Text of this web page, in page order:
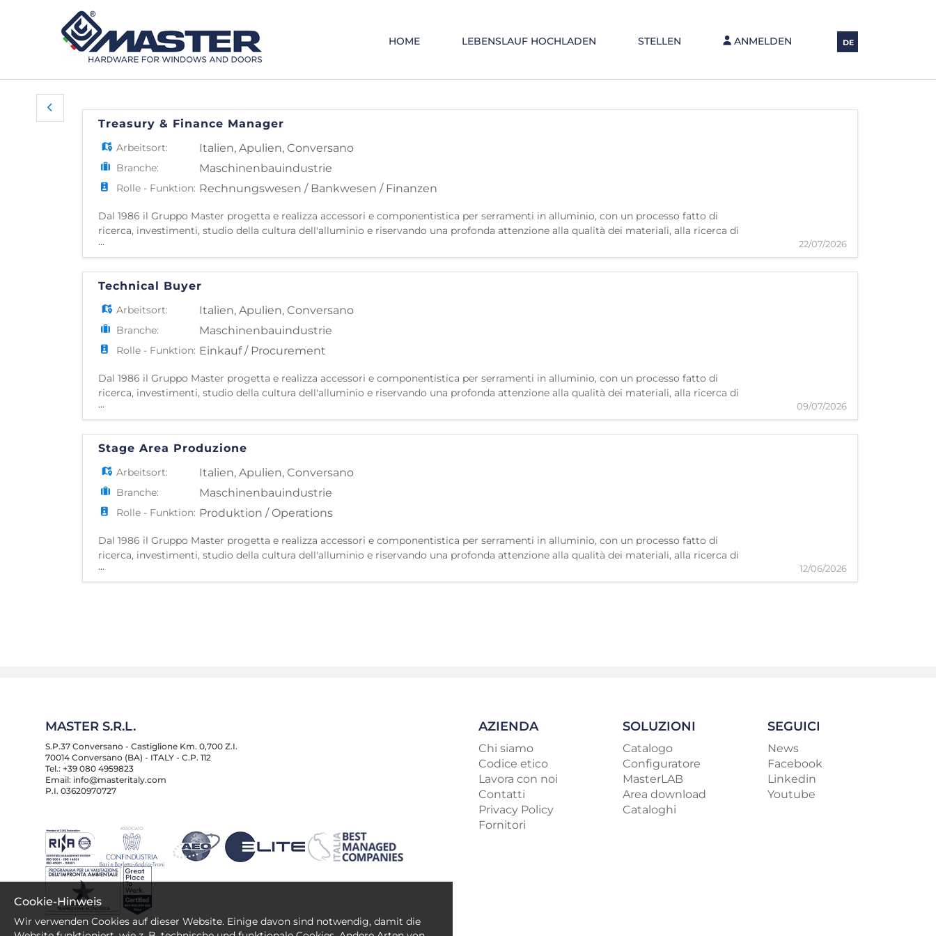
Cookie-Hinweis
Wir verwenden Cookies auf dieser Website. Einige davon sind notwendig, damit die
HOME LEBENSLAUF HOCHLADEN STELLEN ANMELDEN DE
Treasury & Finance Manager
Arbeitsort: Italien,Apulien,Conversano
Branche: Maschinenbauindustrie
Rolle - Funktion: Rechnungswesen / Bankwesen / Finanzen
Dal 1986 il Gruppo Master progetta e realizza accessori e componentistica per serramenti in alluminio, con un processo fatto di
ricerca, investimenti, studio della cultura dell'alluminio e riservando una profonda attenzione alla qualità dei materiali, alla ricerca di
tecnologie in grado di permettere la produzione di prodotti fabbricati per alte pe
... 22/07/2026
Technical Buyer
Arbeitsort: Italien,Apulien,Conversano
Branche: Maschinenbauindustrie
Rolle - Funktion: Einkauf / Procurement
Dal 1986 il Gruppo Master progetta e realizza accessori e componentistica per serramenti in alluminio, con un processo fatto di
ricerca, investimenti, studio della cultura dell'alluminio e riservando una profonda attenzione alla qualità dei materiali, alla ricerca di
tecnologie in grado di permettere la produzione di prodotti fabbricati per alte pe
... 09/07/2026
Stage Area Produzione
Arbeitsort: Italien,Apulien,Conversano
Branche: Maschinenbauindustrie
Rolle - Funktion: Produktion / Operations
Dal 1986 il Gruppo Master progetta e realizza accessori e componentistica per serramenti in alluminio, con un processo fatto di
ricerca, investimenti, studio della cultura dell'alluminio e riservando una profonda attenzione alla qualità dei materiali, alla ricerca di
tecnologie in grado di permettere la produzione di prodotti fabbricati per alte pe
... 12/06/2026
MASTER S.R.L.
S.P.37 Conversano - Castiglione Km. 0,700 Z.I.
70014 Conversano (BA) - ITALY - C.P. 112
Tel.: +39 080 4959823
Email: info@masteritaly.com
P.I. 03620970727
AZIENDA
Chi siamo
Codice etico
Lavora con noi
Contatti
Privacy Policy
Fornitori
SOLUZIONI
Catalogo
Configuratore
MasterLAB
Area download
Cataloghi
SEGUICI
News
Facebook
Linkedin
Youtube